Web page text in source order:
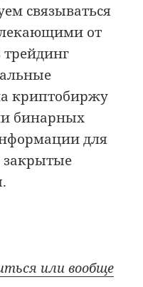
связываться
от
криптобиржу
бинарных
для
закрытые
или вообще